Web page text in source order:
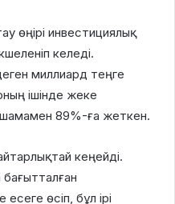
өңірі инвестициялық
келеді.
миллиард теңге
ішінде жеке
89%-ға жеткен.
кеңейді.
өсіп, бұл ірі